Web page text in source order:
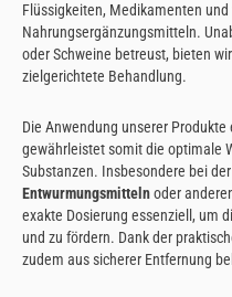
Flüssigkeiten, Medikamenten
Nahrungsergänzungsmitteln.
oder Schweine betreust, bieten
zielgerichtete Behandlung.
Die Anwendung unserer
gewährleistet somit die optimale
Substanzen. Insbesondere bei
Entwurmungsmittelnoder
exakte Dosierung essenziell, um
und zu fördern. Dank der
zudem aus sicherer Entfernung